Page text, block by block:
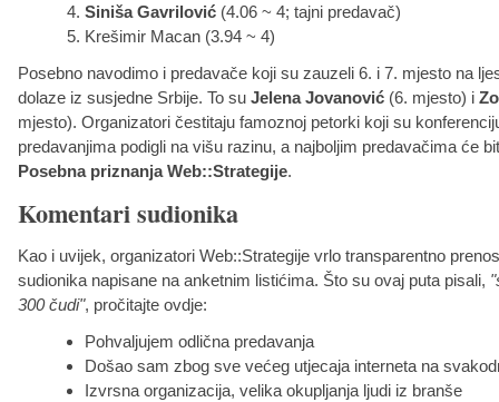
Siniša Gavrilović(4.06 ~ 4; tajni predavač)
Krešimir Macan (3.94 ~ 4)
Posebno navodimo i predavače koji su zauzeli 6. i 7. mjesto na
dolaze iz susjedne Srbije. To su Jelena Jovanović(6. mjesto) i
mjesto). Organizatori čestitaju famoznoj petorki koji su
predavanjima podigli na višu razinu, a najboljim predavačima će
Posebna priznanja Web::Strategije.
Komentari sudionika
Kao i uvijek, organizatori Web::Strategije vrlo transparentno
sudionika napisane na anketnim listićima. Što su ovaj puta pisali,
300 čudi", pročitajte ovdje:
Pohvaljujem odlična predavanja
Došao sam zbog sve većeg utjecaja interneta na
Izvrsna organizacija, velika okupljanja ljudi iz branše